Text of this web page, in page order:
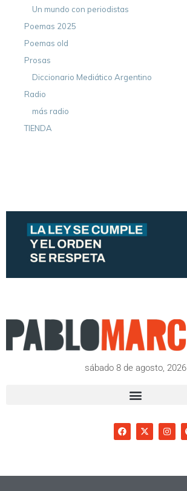
Un mundo con periodistas
Poemas 2025
Poemas old
Prosas
Diccionario Mediático Argentino
Radio
más radio
TIENDA
sábado 8 de agosto, 2026